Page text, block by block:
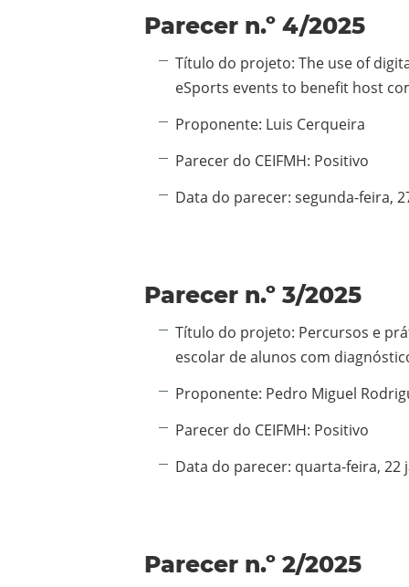
Parecer n.º 4/2025
Informação adicional:
Título do projeto: The use of
eSports events to benefit host
Proponente: Luis Cerqueira
Parecer do CEIFMH: Positivo
Data do parecer: segunda-feira,
Parecer n.º 3/2025
Informação adicional:
Título do projeto: Percursos e
escolar de alunos com
Proponente: Pedro Miguel
Parecer do CEIFMH: Positivo
Data do parecer: quarta-feira, 22
Parecer n.º 2/2025